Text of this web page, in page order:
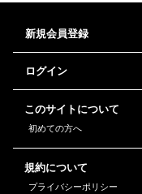
新規会員登録
ログイン
このサイトについて
初めての方へ
規約について
プライバシーポリシー